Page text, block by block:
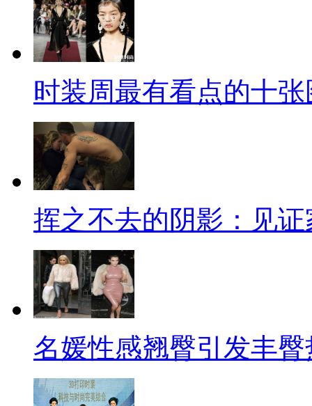
时装周最有看点的十张
挥之不去的阴影：见
名媛性感翘臀引发丰臀